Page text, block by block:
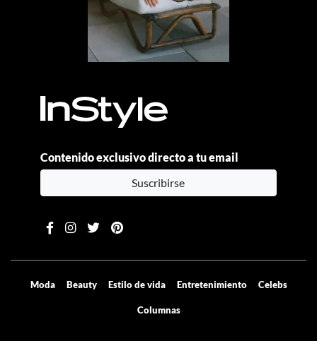
Contenido exclusivo directo a tu email
Suscribirse
Moda Beauty Estilo de vida Entretenimiento Celebs
Columnas